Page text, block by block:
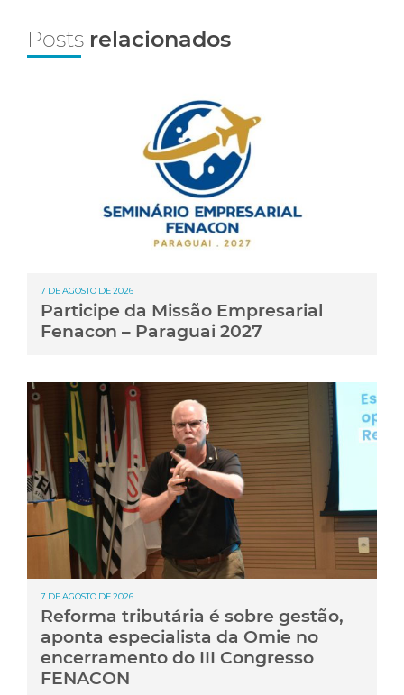
Posts relacionados
7 DE AGOSTO DE 2026
Participe da Missão Empresarial
Fenacon – Paraguai 2027
7 DE AGOSTO DE 2026
Reforma tributária é sobre gestão,
aponta especialista da Omie no
encerramento do III Congresso
FENACON